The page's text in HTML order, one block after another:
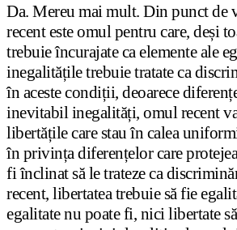
Da. Mereu mai mult. Din punct de
recent este omul pentru care, deși
trebuie încurajate ca elemente ale
inegalitățile trebuie tratate ca
în aceste condiții, deoarece
inevitabil inegalități, omul recent
libertățile care stau în calea
în privința diferențelor care
fi înclinat să le trateze ca
recent, libertatea trebuie să fie
egalitate nu poate fi, nici libertate